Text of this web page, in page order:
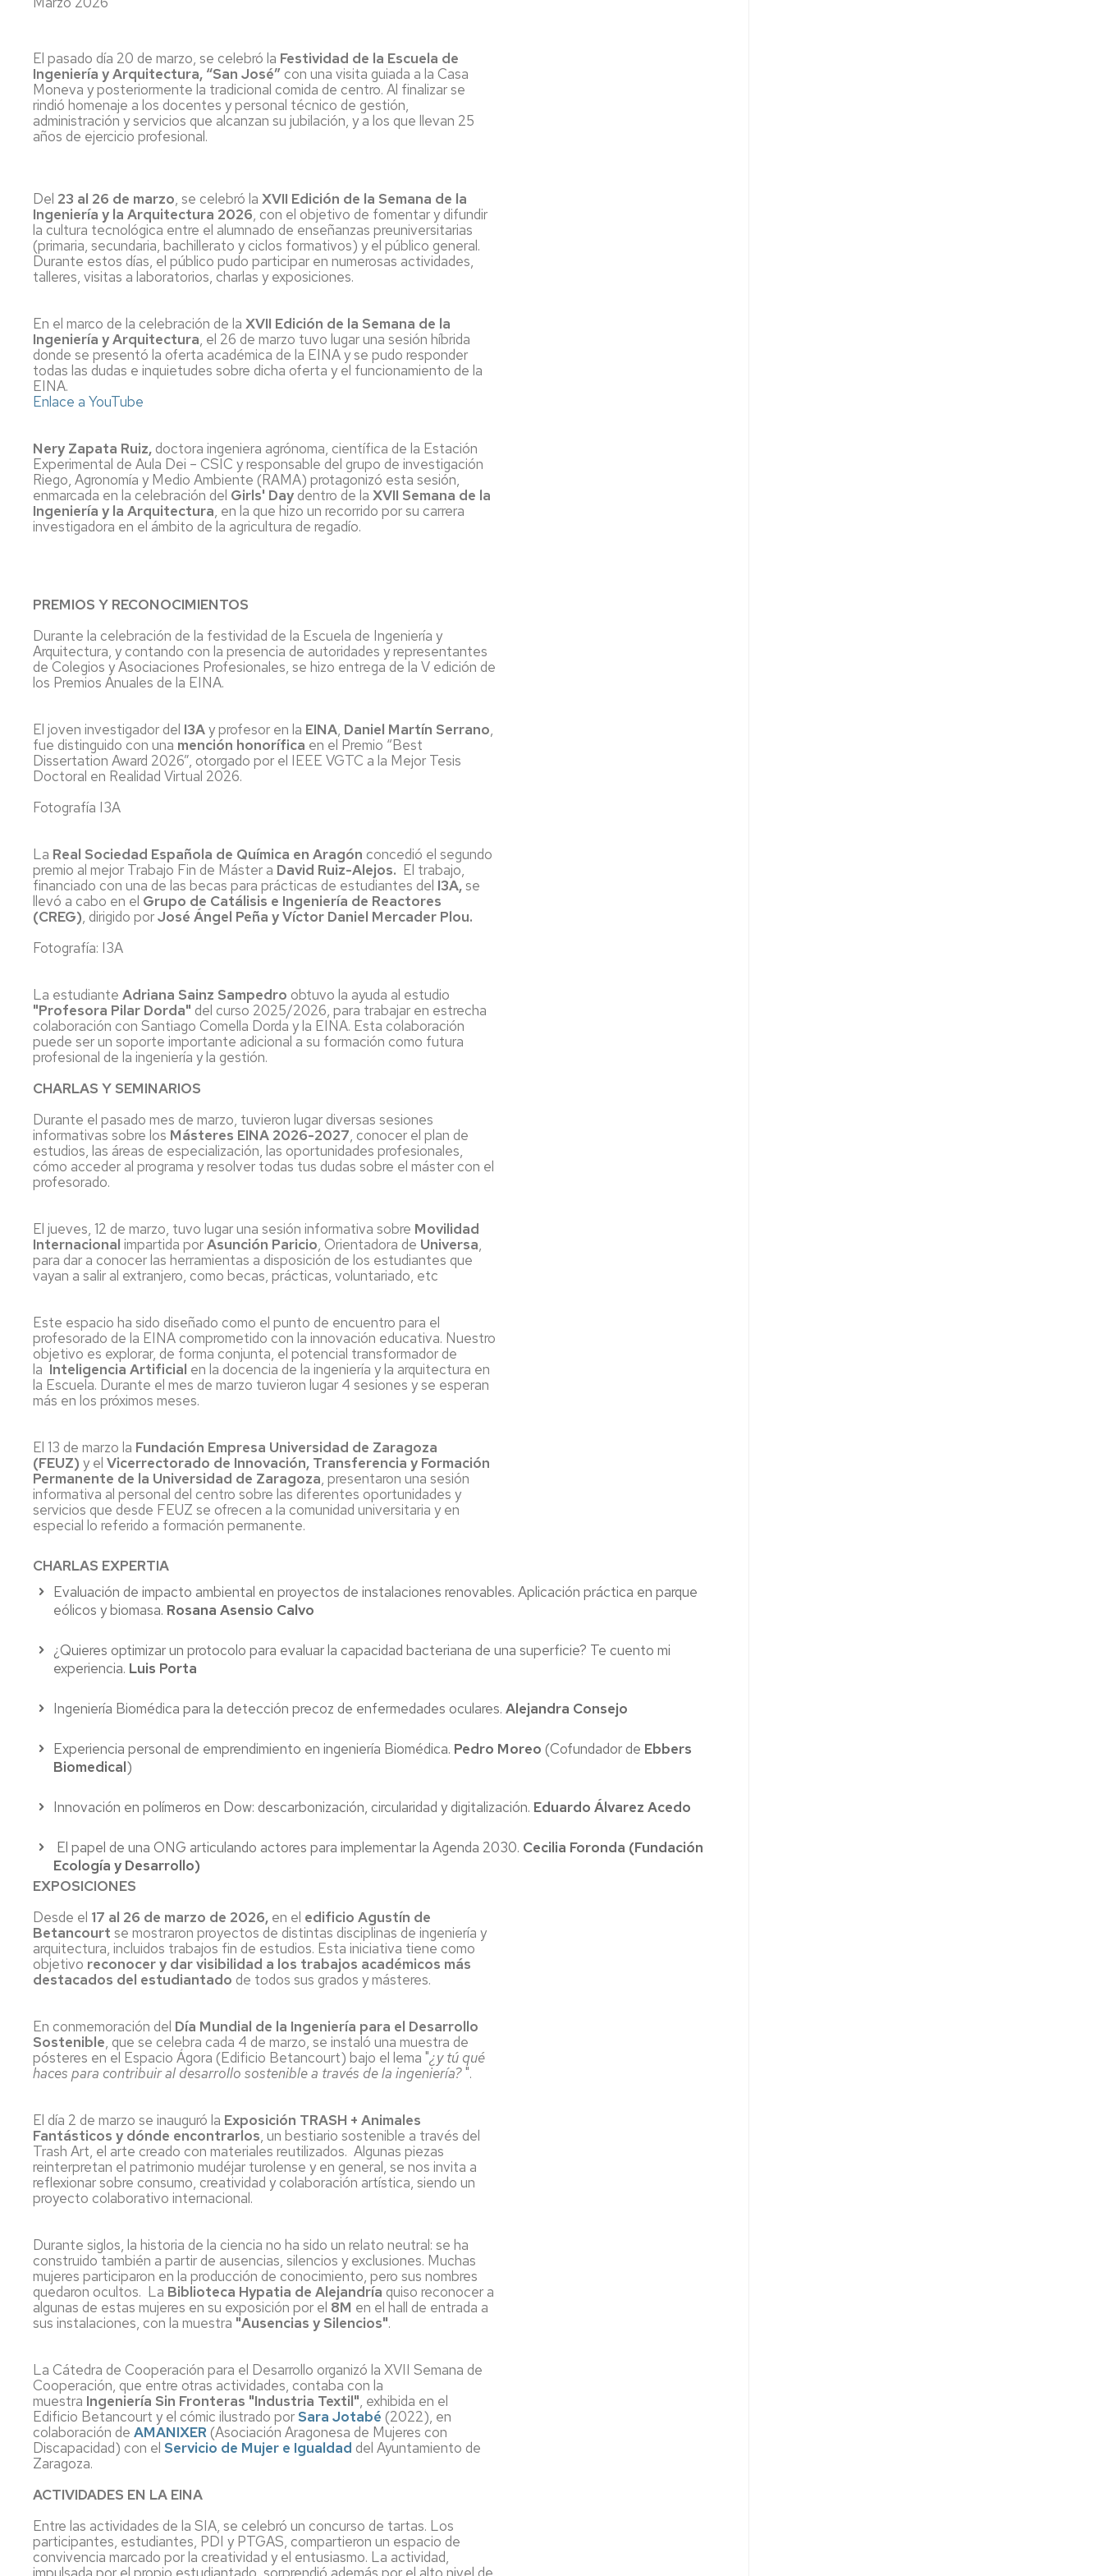
de
Trámites
administrativos
Movilidad
Internacional
Empleo
Competencias
transversales
Actividades
Cátedras
de
empresa
Cultura
Deporte
Igualdad/Equidad
Premios
y
Concursos
El pasado día 20 de marzo, se celebró la Festividad de la Escuela de
Ingeniería y Arquitectura, “San José”con una visita guiada a la Casa
Moneva y posteriormente la tradicional comida de centro. Al finalizar se
rindió homenaje a los docentes y personal técnico de gestión,
administración y servicios que alcanzan su jubilación, y a los que llevan 25
años de ejercicio profesional.
Del 23 al 26 de marzo, se celebró la XVII Edición de la Semana de la
Ingeniería y la Arquitectura 2026, con el objetivo de fomentar y difundir
la cultura tecnológica entre el alumnado de enseñanzas preuniversitarias
(primaria, secundaria, bachillerato y ciclos formativos) y el público general.
Durante estos días, el público pudo participar en numerosas actividades,
talleres, visitas a laboratorios, charlas y exposiciones.
En el marco de la celebración de la XVII Edición de la Semana de la
Ingeniería y Arquitectura, el 26 de marzo tuvo lugar una sesión híbrida
donde se presentó la oferta académica de la EINA y se pudo responder
todas las dudas e inquietudes sobre dicha oferta y el funcionamiento de la
EINA.
Enlace a YouTube
Nery Zapata Ruiz,doctora ingeniera agrónoma, científica de la Estación
Experimental de Aula Dei – CSIC y responsable del grupo de investigación
Riego, Agronomía y Medio Ambiente (RAMA) protagonizó esta sesión,
enmarcada en la celebración del Girls' Daydentro de la XVII Semana de la
Ingeniería y la Arquitectura, en la que hizo un recorrido por su carrera
investigadora en el ámbito de la agricultura de regadío.
PREMIOS Y RECONOCIMIENTOS
Durante la celebración de la festividad de la Escuela de Ingeniería y
Arquitectura, y contando con la presencia de autoridades y representantes
de Colegios y Asociaciones Profesionales, se hizo entrega de la V edición de
los Premios Anuales de la EINA.
El joven investigador del I3Ay profesor en la EINA, Daniel Martín Serrano,
fue distinguido con una mención honorífica en el Premio “Best
Dissertation Award 2026”, otorgado por el IEEE VGTC a la Mejor Tesis
Doctoral en Realidad Virtual 2026.
Fotografía I3A
La Real Sociedad Española de Química en Aragón concedió el segundo
premio al mejor Trabajo Fin de Máster a David Ruiz-Alejos. El trabajo,
financiado con una de las becas para prácticas de estudiantes del I3A,se
llevó a cabo en el Grupo de Catálisis e Ingeniería de Reactores
(CREG), dirigido porJosé Ángel Peña y Víctor Daniel Mercader Plou.
Fotografía: I3A
La estudiante Adriana Sainz Sampedro obtuvo la ayuda al estudio
"Profesora Pilar Dorda" del curso 2025/2026, para trabajar en estrecha
colaboración con Santiago Comella Dorda y la EINA. Esta colaboración
puede ser un soporte importante adicional a su formación como futura
profesional de la ingeniería y la gestión.
CHARLAS Y SEMINARIOS
Durante el pasado mes de marzo, tuvieron lugar diversas sesiones
informativas sobre los Másteres EINA 2026-2027, conocer el plan de
estudios, las áreas de especialización, las oportunidades profesionales,
cómo acceder al programa y resolver todas tus dudas sobre el máster con el
profesorado.
El jueves, 12 de marzo, tuvo lugar una sesión informativa sobre Movilidad
Internacional impartida porAsunción Paricio, Orientadora de Universa,
para dar a conocer las herramientas a disposición de los estudiantes que
vayan a salir al extranjero, como becas, prácticas, voluntariado, etc
Este espacio ha sido diseñado como el punto de encuentro para el
profesorado de la EINA comprometido con la innovación educativa. Nuestro
objetivo es explorar, de forma conjunta, el potencial transformador de
la Inteligencia Artificial en la docencia de la ingeniería y la arquitectura en
la Escuela. Durante el mes de marzo tuvieron lugar 4 sesiones y se esperan
más en los próximos meses.
El 13 de marzo la Fundación Empresa Universidad de Zaragoza
(FEUZ) y el Vicerrectorado de Innovación, Transferencia y Formación
Permanente de la Universidad de Zaragoza, presentaron una sesión
informativa al personal del centro sobre las diferentes oportunidades y
servicios que desde FEUZ se ofrecen a la comunidad universitaria y en
especial lo referido a formación permanente.
CHARLAS EXPERTIA
Evaluación de impacto ambiental en proyectos de instalaciones renovables. Aplicación práctica en parque
eólicos y biomasa. Rosana Asensio Calvo
¿Quieres optimizar un protocolo para evaluar la capacidad bacteriana de una superficie? Te cuento mi
experiencia. Luis Porta
Ingeniería Biomédica para la detección precoz de enfermedades oculares. Alejandra Consejo
Experiencia personal de emprendimiento en ingeniería Biomédica. Pedro Moreo (Cofundador de Ebbers
Biomedical)
Innovación en polímeros en Dow: descarbonización, circularidad y digitalización. Eduardo Álvarez Acedo
El papel de una ONG articulando actores para implementar la Agenda 2030. Cecilia Foronda (Fundación
Ecología y Desarrollo)
EXPOSICIONES
Desde el 17 al 26 de marzo de 2026, en el edificio Agustín de
Betancourt se mostraron proyectos de distintas disciplinas de ingeniería y
arquitectura, incluidos trabajos fin de estudios. Esta iniciativa tiene como
objetivo reconocer y dar visibilidad a los trabajos académicos más
destacados del estudiantado de todos sus grados y másteres.
En conmemoración del Día Mundial de la Ingeniería para el Desarrollo
Sostenible, que se celebra cada 4 de marzo, se instaló una muestra de
pósteres en el Espacio Ágora (Edificio Betancourt) bajo el lema "¿y tú qué
haces para contribuir al desarrollo sostenible a través de la ingeniería?".
El día 2 de marzo se inauguró la Exposición TRASH + Animales
Fantásticos y dónde encontrarlos, un bestiario sostenible a través del
Trash Art, el arte creado con materiales reutilizados. Algunas piezas
reinterpretan el patrimonio mudéjar turolense y en general, se nos invita a
reflexionar sobre consumo, creatividad y colaboración artística, siendo un
proyecto colaborativo internacional.
Durante siglos, la historia de la ciencia no ha sido un relato neutral: se ha
construido también a partir de ausencias, silencios y exclusiones. Muchas
mujeres participaron en la producción de conocimiento, pero sus nombres
quedaron ocultos. La Biblioteca Hypatia de Alejandría quiso reconocer a
algunas de estas mujeres en su exposición por el 8M en el hall de entrada a
sus instalaciones, con la muestra "Ausencias y Silencios".
La Cátedra de Cooperación para el Desarrollo organizó la XVII Semana de
Cooperación, que entre otras actividades, contaba con la
muestra Ingeniería Sin Fronteras "Industria Textil", exhibida en el
Edificio Betancourt y el cómic ilustrado por Sara Jotabé (2022), en
colaboración de AMANIXER (Asociación Aragonesa de Mujeres con
Discapacidad) con el Servicio de Mujer e Igualdad del Ayuntamiento de
Zaragoza.
ACTIVIDADES EN LA EINA
Entre las actividades de la SIA, se celebró un concurso de tartas. Los
participantes, estudiantes, PDI y PTGAS, compartieron un espacio de
convivencia marcado por la creatividad y el entusiasmo. La actividad,